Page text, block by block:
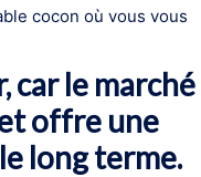
cocon où vous vous
car le marché
offre une
long terme.